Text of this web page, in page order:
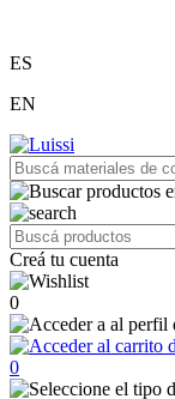
ES
EN
Creá tu cuenta
0
0